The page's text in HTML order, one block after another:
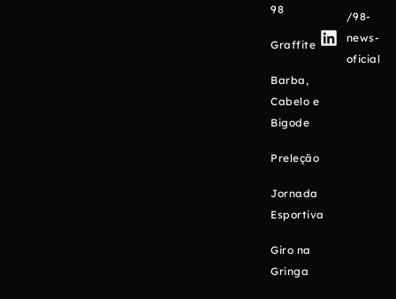
98
Graffite
Barba,
Cabelo e
Bigode
Preleção
Jornada
Esportiva
Giro na
Gringa
/98-
news-
oficial